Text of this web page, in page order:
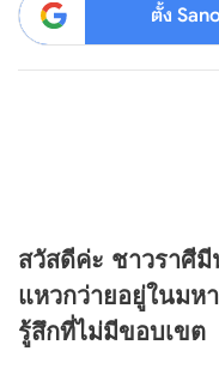
ตั้ง
สวัสดีค่ะ ชาวราศี
แหวกว่ายอยู่ในมห
รู้สึกที่ไม่มีขอบเขต